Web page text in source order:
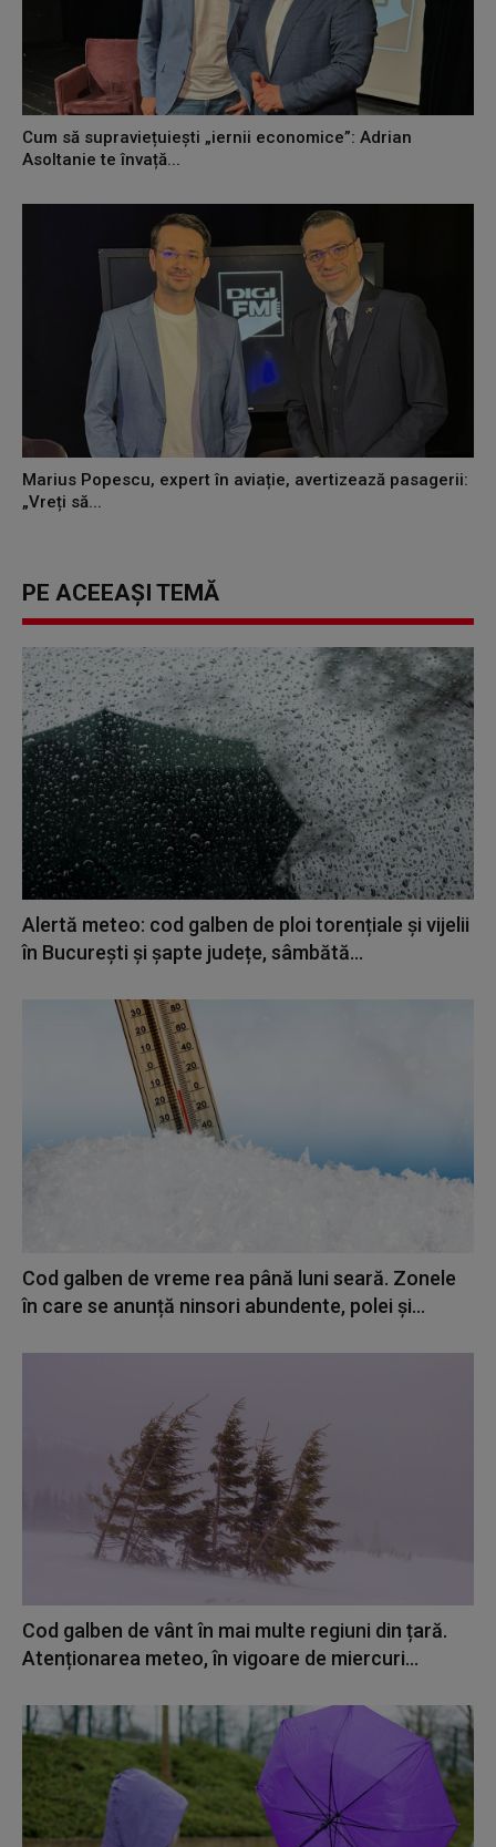
Cum să supraviețuiești „iernii economice”: Adrian
Asoltanie te învață...
Marius Popescu, expert în aviație, avertizează pasagerii:
„Vreți să...
PE ACEEAȘI TEMĂ
Alertă meteo: cod galben de ploi torențiale și vijelii
în București și șapte județe, sâmbătă...
Cod galben de vreme rea până luni seară. Zonele
în care se anunță ninsori abundente, polei și...
Cod galben de vânt în mai multe regiuni din țară.
Atenționarea meteo, în vigoare de miercuri...